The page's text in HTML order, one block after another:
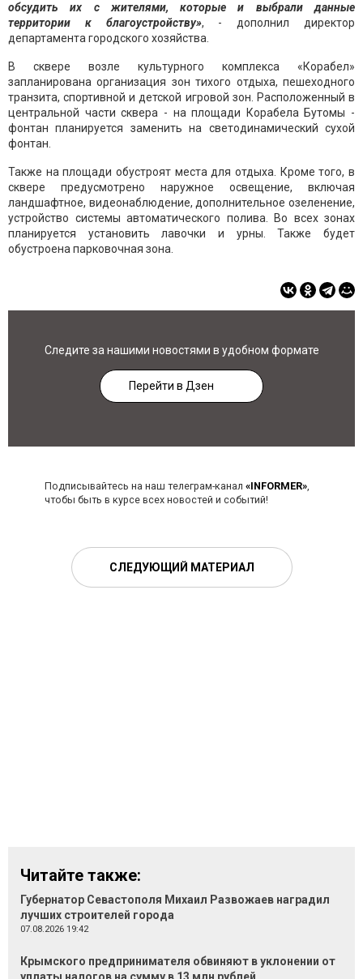
обсудить их с жителями, которые и выбрали данные
территории к благоустройству», - дополнил директор
департамента городского хозяйства.
В сквере возле культурного комплекса «Корабел»
запланирована организация зон тихого отдыха, пешеходного
транзита, спортивной и детской игровой зон. Расположенный в
центральной части сквера - на площади Корабела Бутомы -
фонтан планируется заменить на светодинамический сухой
фонтан.
Также на площади обустроят места для отдыха. Кроме того, в
сквере предусмотрено наружное освещение, включая
ландшафтное, видеонаблюдение, дополнительное озеленение,
устройство системы автоматического полива. Во всех зонах
планируется установить лавочки и урны. Также будет
обустроена парковочная зона.
Следите за нашими новостями в удобном формате
Перейти в Дзен
Подписывайтесь на наш телеграм-канал «INFORMER»,
чтобы быть в курсе всех новостей и событий!
СЛЕДУЮЩИЙ МАТЕРИАЛ
Читайте также:
Губернатор Севастополя Михаил Развожаев наградил
лучших строителей города
07.08.2026 19:42
Крымского предпринимателя обвиняют в уклонении от